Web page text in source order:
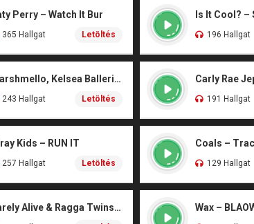
Perry – Watch It Bur
365 Hallgat Letöltés
Is It Cool? –
196 Hallgat
Marshmello, Kelsea Ballerini – Another Drink
243 Hallgat Letöltés
Carly Rae
191 Hallgat
Kids – RUN IT
257 Hallgat Letöltés 129 Hallgat
Barely Alive & Ragga Twins – We Set It Wax –